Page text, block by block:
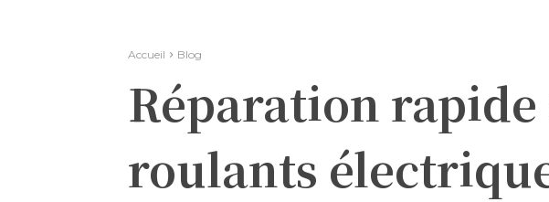
Accueil Blog
Réparation rapide
roulants